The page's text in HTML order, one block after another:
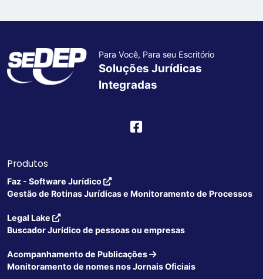
Para Você, Para seu Escritório
Soluções Jurídicas
Integradas
Produtos
Faz - Software Jurídico
Gestão de Rotinas Jurídicas e Monitoramento de Processos
Legal Lake
Buscador Jurídico de pessoas ou empresas
Acompanhamento de Publicações
Monitoramento de nomes nos Jornais Oficiais